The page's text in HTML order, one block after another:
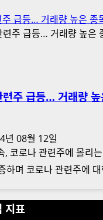
급등… 거래량 높은 종
주 급등… 거래량
년 08월 12일
, 코로나 관련주에 몰리
하며 코로나 관련주에
지표